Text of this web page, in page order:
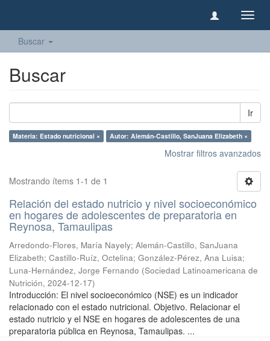
Buscar
Buscar
Ir
Materia: Estado nutricional × Autor: Alemán-Castillo, SanJuana Elizabeth ×
Mostrar filtros avanzados
Mostrando ítems 1-1 de 1
Relación del estado nutricio y nivel socioeconómico
en hogares de adolescentes de preparatoria en
Reynosa, Tamaulipas
Arredondo-Flores, María Nayely; Alemán-Castillo, SanJuana
Elizabeth; Castillo-Ruíz, Octelina; González-Pérez, Ana Luisa;
Luna-Hernández, Jorge Fernando (Sociedad Latinoamericana de
Nutrición, 2024-12-17)
Introducción: El nivel socioeconómico (NSE) es un indicador
relacionado con el estado nutricional. Objetivo. Relacionar el
estado nutricio y el NSE en hogares de adolescentes de una
preparatoria pública en Reynosa, Tamaulipas. ...